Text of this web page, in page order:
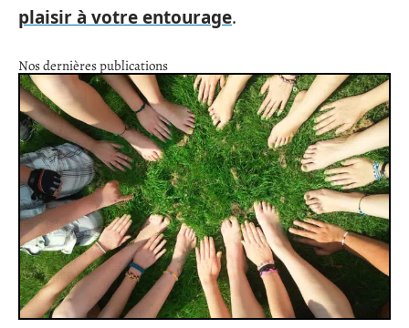
plaisir à votre entourage.
Nos dernières publications